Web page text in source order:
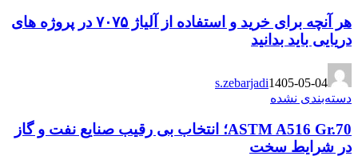
هر آنچه برای خرید و استفاده از آلیاژ ۷۰۷۵ در پروژه های
دریایی باید بدانید
s.zebarjadi1405-05-04
دسته‌بندی نشده
ASTM A516 Gr.70؛ انتخاب بی رقیب صنایع نفت و گاز
در شرایط سخت